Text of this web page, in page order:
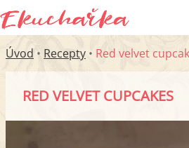
Úvod • Recepty • Red velvet
RED VELVET CUPCAKES